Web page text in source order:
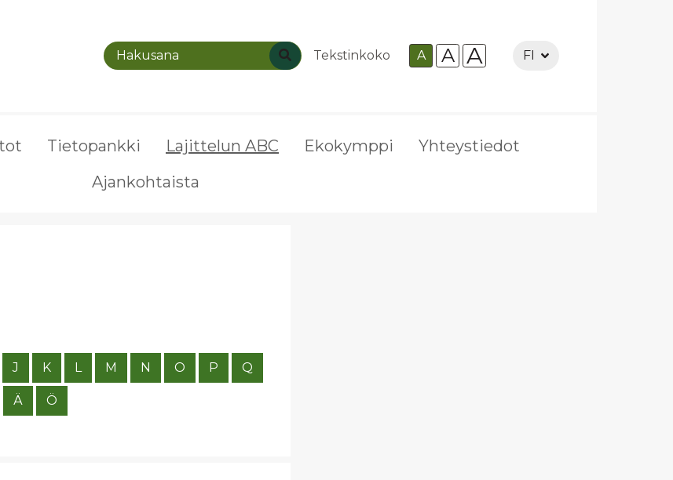
Tekstinkoko A A A FI
Tietopankki Lajittelun ABC Ekokymppi
Yhteystiedot
Ajankohtaista
J K L M N O P Q
Ä Ö